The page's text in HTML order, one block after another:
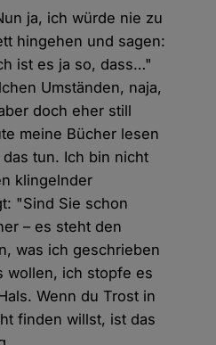
ja, ich würde nie zu
hingehen und sagen:
ist es ja so, dass…"
Umständen, naja,
doch eher still
meine Bücher lesen
tun. Ich bin nicht
klingelnder
"Sind Sie schon
– es steht den
was ich geschrieben
wollen, ich stopfe es
Wenn du Trost in
finden willst, ist das